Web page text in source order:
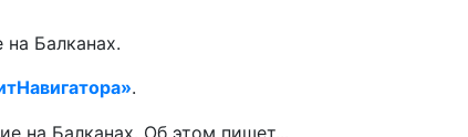
Балканах.
.